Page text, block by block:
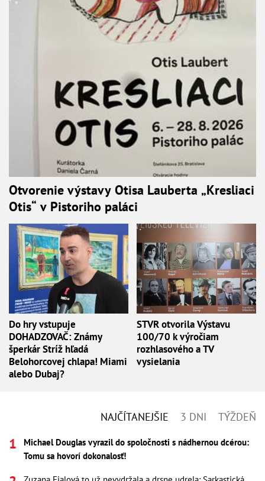
Otvorenie výstavy Otisa Lauberta „Kresliaci
Otis“ v Pistoriho paláci
Do hry vstupuje
DOHADZOVAČ: Známy
šperkár Stríž hľadá
Belohorcovej chlapa! Miami
alebo Dubaj?
STVR otvorila Výstavu
100/70 k výročiam
rozhlasového a TV
vysielania
NAJČÍTANEJŠIE 3 DNI TÝŽDEŇ
Michael Douglas vyrazil do spoločnosti s nádhernou dcérou:
Tomu sa hovorí dokonalosť!